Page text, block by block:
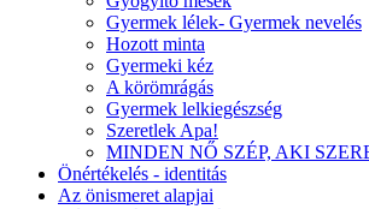
Gyermek lélek- Gyermek nevelés
Hozott minta
Gyermeki kéz
A körömrágás
Gyermek lelkiegészség
Szeretlek Apa!
MINDEN NŐ SZÉP, AKI
Önértékelés - identitás
Az önismeret alapjai